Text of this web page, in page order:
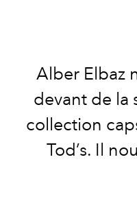
Alber Elbaz
devant de la
collection
Tod’s. Il